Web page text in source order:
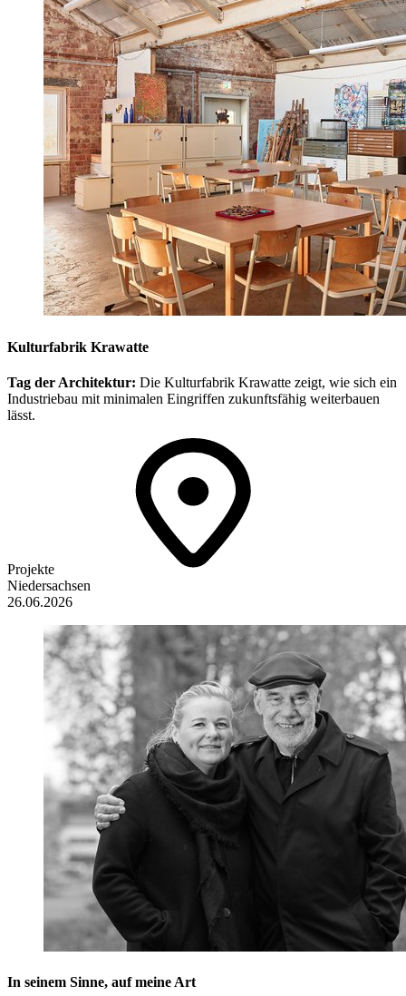
Kulturfabrik Krawatte
Tag der Architektur: Die Kulturfabrik Krawatte zeigt, wie sich ein
Industriebau mit minimalen Eingriffen zukunftsfähig weiterbauen
lässt.
Projekte
Niedersachsen
26.06.2026
In seinem Sinne, auf meine Art